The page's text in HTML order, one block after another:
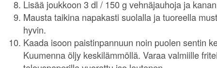
Lisää joukkoon 3 dl / 150 g vehnäjauhoja ja
Mausta taikina napakasti suolalla ja tuoreella
hyvin.
Kaada isoon paistinpannuun noin puolen sentin
Kuumenna öljy keskilämmöllä. Varaa valmiille